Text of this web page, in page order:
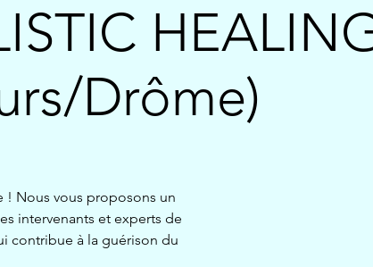
Drôme)
! Nous vous proposons un
intervenants et experts de
contribue à la guérison du